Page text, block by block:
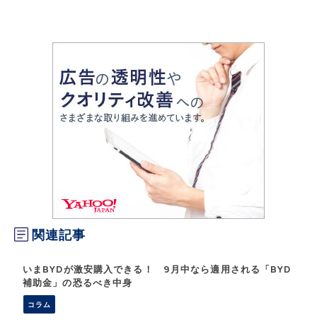
関連記事
いまBYDが激安購入できる！ 9月中なら適用される「BYD
補助金」の恐るべき中身
コラム